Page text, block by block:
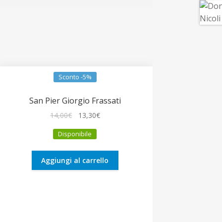
Sconto -5%
San Pier Giorgio Frassati
14,00€
originale
14,00€.
13,30€Il
13,30€.
Disponibile
Aggiungi al carrello